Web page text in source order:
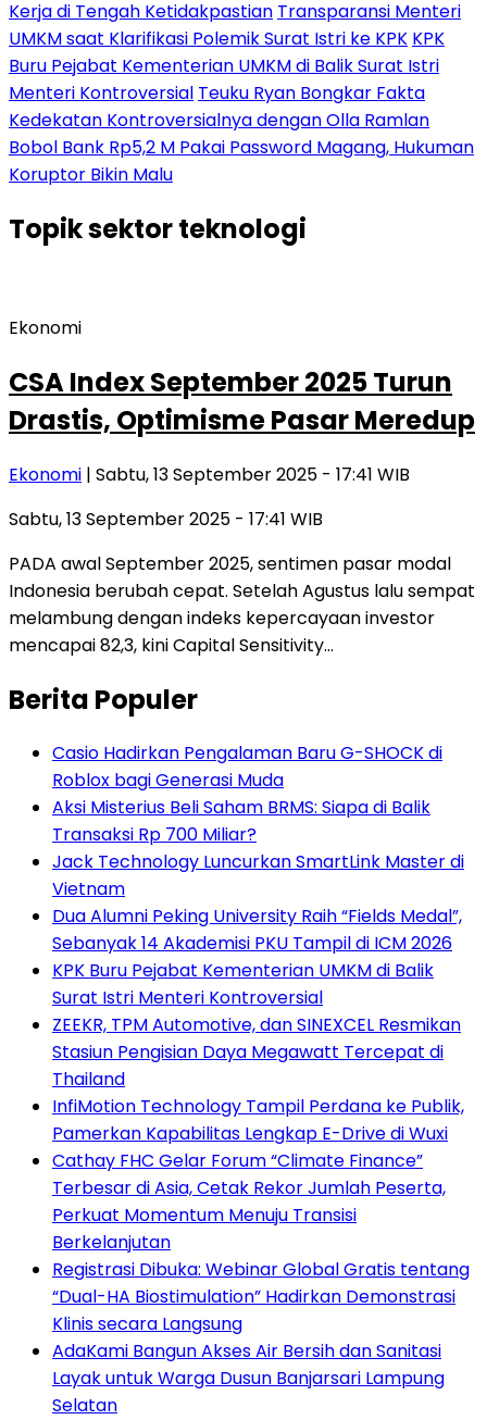
Kerja di Tengah Ketidakpastian Transparansi Menteri
UMKM saat Klarifikasi Polemik Surat Istri ke KPK KPK
Buru Pejabat Kementerian UMKM di Balik Surat Istri
Menteri Kontroversial Teuku Ryan Bongkar Fakta
Kedekatan Kontroversialnya dengan Olla Ramlan
Bobol Bank Rp5,2 M Pakai Password Magang, Hukuman
Koruptor Bikin Malu
Topiksektor teknologi
Ekonomi
CSA Index September 2025 Turun
Drastis, Optimisme Pasar Meredup
Ekonomi | Sabtu, 13 September 2025 - 17:41 WIB
Sabtu, 13 September 2025 - 17:41 WIB
PADA awal September 2025, sentimen pasar modal
Indonesia berubah cepat. Setelah Agustus lalu sempat
melambung dengan indeks kepercayaan investor
mencapai 82,3, kini Capital Sensitivity…
Berita Populer
Casio Hadirkan Pengalaman Baru G-SHOCK di
Roblox bagi Generasi Muda
Aksi Misterius Beli Saham BRMS: Siapa di Balik
Transaksi Rp 700 Miliar?
Jack Technology Luncurkan SmartLink Master di
Vietnam
Dua Alumni Peking University Raih “Fields Medal”,
Sebanyak 14 Akademisi PKU Tampil di ICM 2026
KPK Buru Pejabat Kementerian UMKM di Balik
Surat Istri Menteri Kontroversial
ZEEKR, TPM Automotive, dan SINEXCEL Resmikan
Stasiun Pengisian Daya Megawatt Tercepat di
Thailand
InfiMotion Technology Tampil Perdana ke Publik,
Pamerkan Kapabilitas Lengkap E-Drive di Wuxi
Cathay FHC Gelar Forum “Climate Finance”
Terbesar di Asia, Cetak Rekor Jumlah Peserta,
Perkuat Momentum Menuju Transisi
Berkelanjutan
Registrasi Dibuka: Webinar Global Gratis tentang
“Dual-HA Biostimulation” Hadirkan Demonstrasi
Klinis secara Langsung
AdaKami Bangun Akses Air Bersih dan Sanitasi
Layak untuk Warga Dusun Banjarsari Lampung
Selatan